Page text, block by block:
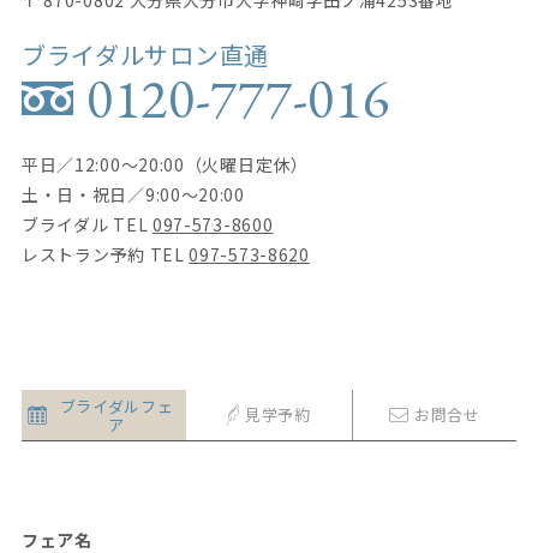
ブライダルサロン直通
0120-777-016
平日／12:00〜20:00（火曜日定休）
土・日・祝日／9:00〜20:00
ブライダル TEL 097-573-8600
レストラン予約 TEL097-573-8620
ブライダル フェ
ア 見学予約 お問合せ
フェア名